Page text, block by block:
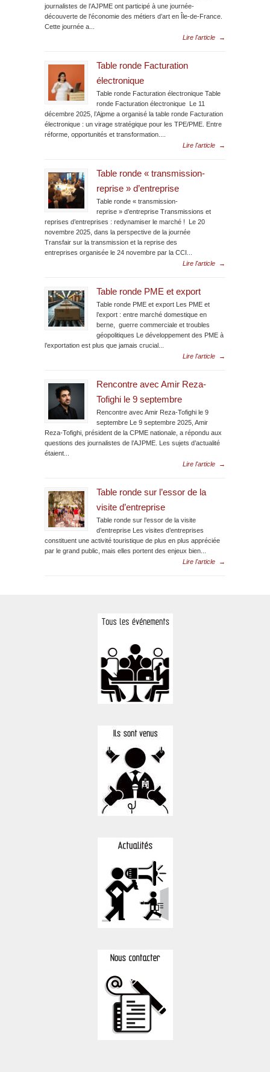
journalistes de l’AJPME ont participé à une journée-
découverte de l’économie des métiers d’art en Île-de-France.
Cette journée a...
Lire l'article
→
Table ronde Facturation
électronique
Table ronde Facturation électronique Table
ronde Facturation électronique Le 11
décembre 2025, l’Ajpme a organisé la table ronde Facturation
électronique : un virage stratégique pour les TPE/PME. Entre
réforme, opportunités et transformation....
Lire l'article
→
Table ronde « transmission-
reprise » d’entreprise
Table ronde « transmission-
reprise » d’entreprise Transmissions et
reprises d’entreprises : redynamiser le marché ! Le 20
novembre 2025, dans la perspective de la journée
Transfair sur la transmission et la reprise des
entreprises organisée le 24 novembre par la CCI...
Lire l'article
→
Table ronde PME et export
Table ronde PME et export Les PME et
l’export : entre marché domestique en
berne, guerre commerciale et troubles
géopolitiques Le développement des PME à
l’exportation est plus que jamais crucial...
Lire l'article
→
Rencontre avec Amir Reza-
Tofighi le 9 septembre
Rencontre avec Amir Reza-Tofighi le 9
septembre Le 9 septembre 2025, Amir
Reza-Tofighi, président de la CPME nationale, a répondu aux
questions des journalistes de l’AJPME. Les sujets d’actualité
étaient...
Lire l'article
→
Table ronde sur l’essor de la
visite d’entreprise
Table ronde sur l’essor de la visite
d’entreprise Les visites d’entreprises
constituent une activité touristique de plus en plus appréciée
par le grand public, mais elles portent des enjeux bien...
Lire l'article
→